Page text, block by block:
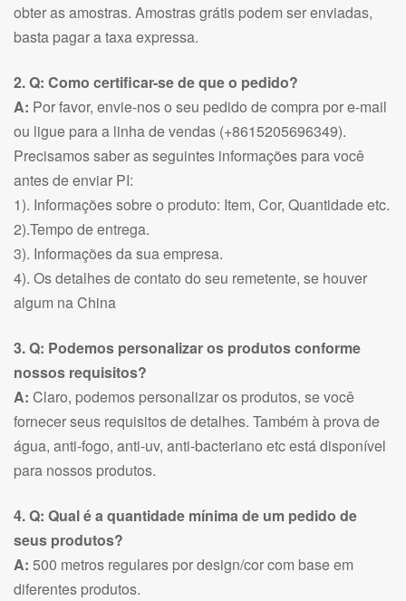
obter as amostras. Amostras grátis podem ser enviadas,
basta pagar a taxa expressa.
2. Q: Como certificar-se de que o pedido?
A: Por favor, envie-nos o seu pedido de compra por e-mail
ou ligue para a linha de vendas (+8615205696349).
Precisamos saber as seguintes informações para você
antes de enviar PI:
1). Informações sobre o produto: Item, Cor, Quantidade etc.
2).Tempo de entrega.
3). Informações da sua empresa.
4). Os detalhes de contato do seu remetente, se houver
algum na China
3. Q: Podemos personalizar os produtos conforme
nossos requisitos?
A: Claro, podemos personalizar os produtos, se você
fornecer seus requisitos de detalhes. Também à prova de
água, anti-fogo, anti-uv, anti-bacteriano etc está disponível
para nossos produtos.
4. Q: Qual é a quantidade mínima de um pedido de
seus produtos?
A: 500 metros regulares por design/cor com base em
diferentes produtos.